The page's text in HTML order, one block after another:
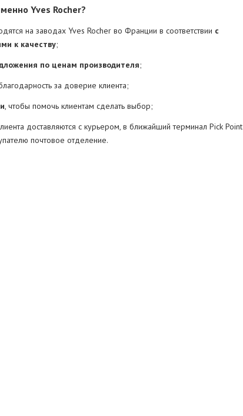
Yves Rocher?
на заводах Yves Rocher во Франции в соответствии с
к качеству;
по ценам производителя;
за доверие клиента;
, чтобы помочь клиентам сделать выбор;
доставляются с курьером, в ближайший терминал Pick Point
почтовое отделение.